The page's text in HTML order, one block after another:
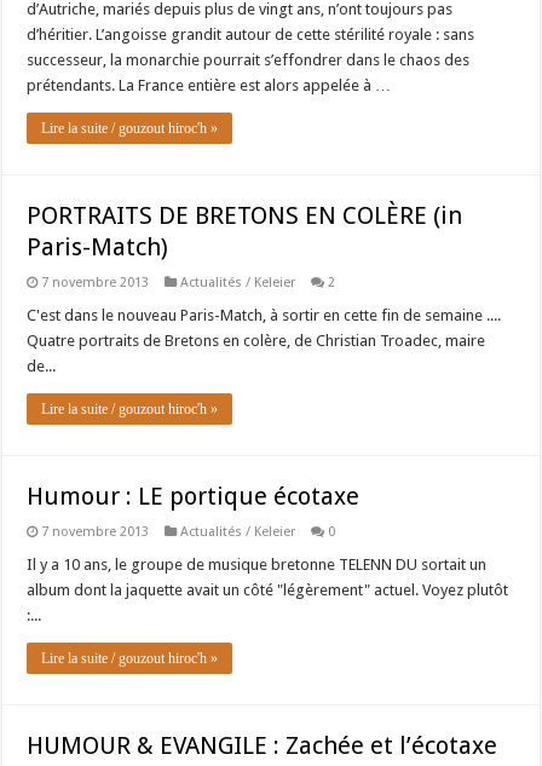
d’Autriche, mariés depuis plus de vingt ans, n’ont toujours pas
d’héritier. L’angoisse grandit autour de cette stérilité royale : sans
successeur, la monarchie pourrait s’effondrer dans le chaos des
prétendants. La France entière est alors appelée à …
Lire la suite / gouzout hiroc'h »
PORTRAITS DE BRETONS EN COLÈRE (in
Paris-Match)
7 novembre 2013 Actualités / Keleier 2
C'est dans le nouveau Paris-Match, à sortir en cette fin de semaine ....
Quatre portraits de Bretons en colère, de Christian Troadec, maire
de...
Lire la suite / gouzout hiroc'h »
Humour : LE portique écotaxe
7 novembre 2013 Actualités / Keleier 0
Il y a 10 ans, le groupe de musique bretonne TELENN DU sortait un
album dont la jaquette avait un côté "légèrement" actuel. Voyez plutôt
:...
Lire la suite / gouzout hiroc'h »
HUMOUR & EVANGILE : Zachée et l’écotaxe